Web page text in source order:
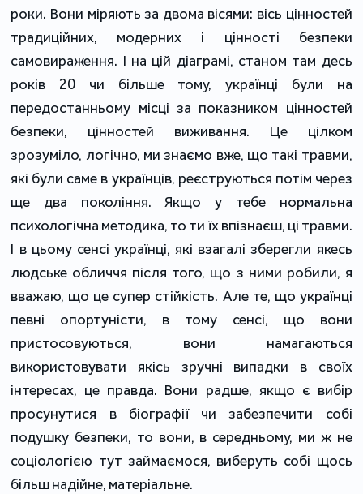
роки. Вони міряють за двома вісями: вісь цінностей
традиційних, модерних і цінності безпеки
самовираження. І на цій діаграмі, станом там десь
років 20 чи більше тому, українці були на
передостанньому місці за показником цінностей
безпеки, цінностей виживання. Це цілком
зрозуміло, логічно, ми знаємо вже, що такі травми,
які були саме в українців, реєструються потім через
ще два покоління. Якщо у тебе нормальна
психологічна методика, то ти їх впізнаєш, ці травми.
І в цьому сенсі українці, які взагалі зберегли якесь
людське обличчя після того, що з ними робили, я
вважаю, що це супер стійкість. Але те, що українці
певні опортуністи, в тому сенсі, що вони
пристосовуються, вони намагаються
використовувати якісь зручні випадки в своїх
інтересах, це правда. Вони радше, якщо є вибір
просунутися в біографії чи забезпечити собі
подушку безпеки, то вони, в середньому, ми ж не
соціологією тут займаємося, виберуть собі щось
більш надійне, матеріальне.